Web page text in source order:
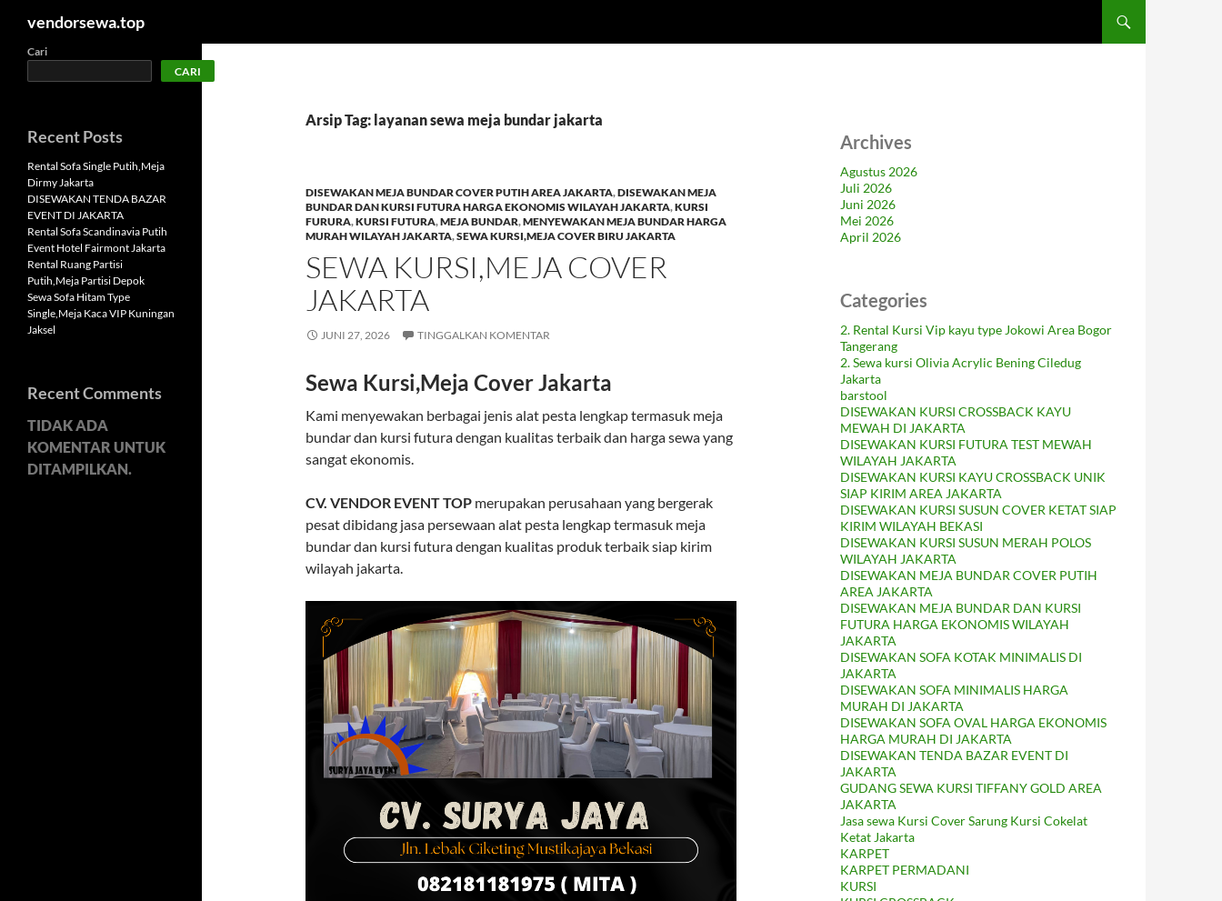
Langsung
vendorsewa.top
Arsip Tag: layanan sewa meja bundar jakarta
DISEWAKAN MEJA BUNDAR COVER PUTIH AREA JAKARTA,DISEWAKAN MEJA
BUNDAR DAN KURSI FUTURA HARGA EKONOMIS WILAYAH JAKARTA,KURSI
FURURA,KURSI FUTURA,MEJA BUNDAR,MENYEWAKAN MEJA BUNDAR HARGA
MURAH WILAYAH JAKARTA,SEWA KURSI,MEJA COVER BIRU JAKARTA
SEWA KURSI,MEJA COVER
JAKARTA
JUNI 27, 2026 TINGGALKAN KOMENTAR
Sewa Kursi,Meja Cover Jakarta
Kami menyewakan berbagai jenis alat pesta lengkap termasuk meja
bundar dan kursi futura dengan kualitas terbaik dan harga sewa yang
sangat ekonomis.
CV. VENDOR EVENT TOP merupakan perusahaan yang bergerak
pesat dibidang jasa persewaan alat pesta lengkap termasuk meja
bundar dan kursi futura dengan kualitas produk terbaik siap kirim
wilayah jakarta.
Archives
Agustus 2026
Juli 2026
Juni 2026
Mei 2026
April 2026
Categories
2. Rental Kursi Vip kayu type Jokowi Area Bogor
Tangerang
2. Sewa kursi Olivia Acrylic Bening Ciledug
Jakarta
barstool
DISEWAKAN KURSI CROSSBACK KAYU
MEWAH DI JAKARTA
DISEWAKAN KURSI FUTURA TEST MEWAH
WILAYAH JAKARTA
DISEWAKAN KURSI KAYU CROSSBACK UNIK
SIAP KIRIM AREA JAKARTA
DISEWAKAN KURSI SUSUN COVER KETAT SIAP
KIRIM WILAYAH BEKASI
DISEWAKAN KURSI SUSUN MERAH POLOS
WILAYAH JAKARTA
DISEWAKAN MEJA BUNDAR COVER PUTIH
AREA JAKARTA
DISEWAKAN MEJA BUNDAR DAN KURSI
FUTURA HARGA EKONOMIS WILAYAH
JAKARTA
DISEWAKAN SOFA KOTAK MINIMALIS DI
JAKARTA
DISEWAKAN SOFA MINIMALIS HARGA
MURAH DI JAKARTA
DISEWAKAN SOFA OVAL HARGA EKONOMIS
HARGA MURAH DI JAKARTA
DISEWAKAN TENDA BAZAR EVENT DI
JAKARTA
GUDANG SEWA KURSI TIFFANY GOLD AREA
JAKARTA
Jasa sewa Kursi Cover Sarung Kursi Cokelat
Ketat Jakarta
KARPET
KARPET PERMADANI
KURSI
Cari
CARI
Recent Posts
Rental Sofa Single Putih,Meja
Dirmy Jakarta
DISEWAKAN TENDA BAZAR
EVENT DI JAKARTA
Rental Sofa Scandinavia Putih
Event Hotel Fairmont Jakarta
Rental Ruang Partisi
Putih,Meja Partisi Depok
Sewa Sofa Hitam Type
Single,Meja Kaca VIP Kuningan
Jaksel
Recent Comments
TIDAK ADA
KOMENTAR UNTUK
DITAMPILKAN.